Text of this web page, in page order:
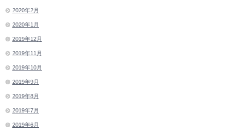
2020年2月
2020年1月
2019年12月
2019年11月
2019年10月
2019年9月
2019年8月
2019年7月
2019年6月